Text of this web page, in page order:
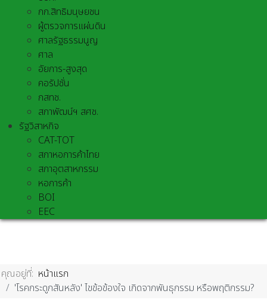
กก.สิทธิมนุษยชน
ผู้ตรวจการแผ่นดิน
ศาลรัฐธรรมนูญ
ศาล
อัยการ-สูงสุด
คอรัปชั่น
กสทช.
สภาพัฒน์ฯ สศช.
รัฐวิสาหกิจ
CAT-TOT
สภาหอการค้าไทย
สภาอุตสาหกรรม
หอการค้า
BOI
EEC
คุณอยู่ที่: หน้าแรก
'โรคกระดูกสันหลัง' ไขข้อข้องใจ เกิดจากพันธุกรรม หรือพฤติกรรม?